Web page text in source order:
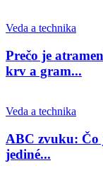
Veda a technika
Prečo je
krv a gram...
Veda a technika
ABC zvuku: Čo
jediné...